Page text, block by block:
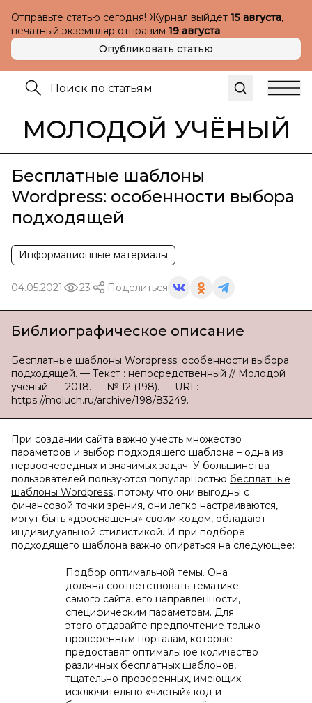
Отправьте статью сегодня! Журнал выйдет 15 августа,
печатный экземпляр отправим 19 августа
Опубликовать статью
МОЛОДОЙ УЧЁНЫЙ
Бесплатные шаблоны
Wordpress: особенности выбора
подходящей
Информационные материалы
04.05.2021 23 Поделиться
Библиографическое описание
Бесплатные шаблоны Wordpress: особенности выбора
подходящей. — Текст : непосредственный // Молодой
ученый. — 2018. — № 12 (198). — URL:
https://moluch.ru/archive/198/83249.
При создании сайта важно учесть множество
параметров и выбор подходящего шаблона – одна из
первоочередных и значимых задач. У большинства
пользователей пользуются популярностью бесплатные
шаблоны Wordpress, потому что они выгодны с
финансовой точки зрения, они легко настраиваются,
могут быть «дооснащены» своим кодом, обладают
индивидуальной стилистикой. И при подборе
подходящего шаблона важно опираться на следующее:
Подбор оптимальной темы. Она
должна соответствовать тематике
самого сайта, его направленности,
специфическим параметрам. Для
этого отдавайте предпочтение только
проверенным порталам, которые
предоставят оптимальное количество
различных бесплатных шаблонов,
тщательно проверенных, имеющих
исключительно «чистый» код и